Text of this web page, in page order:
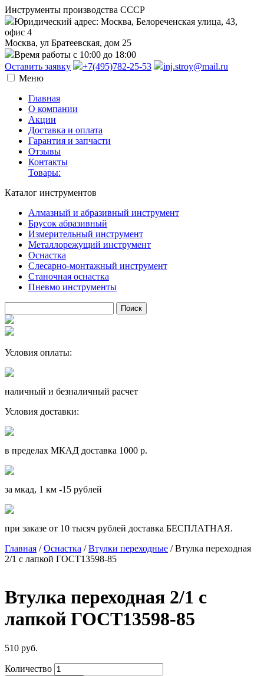
Инструменты производства СССР
Юридический адрес: Москва, Белореченская улица, 43,
офис 4
Москва, ул Братеевская, дом 25
Время работы с 10:00 до 18:00
Оставить заявку
+7(495)782-25-53
inj.stroy@mail.ru
Меню
Главная
О компании
Акции
Доставка и оплата
Гарантия и запчасти
Отзывы
Контакты
Товары:
Каталог инструментов
Алмазный и абразивный инструмент
Брусок абразивный
Измерительный инструмент
Металлорежущий инструмент
Оснастка
Слесарно-монтажный инструмент
Станочная оснастка
Пневмо инструменты
Условия оплаты:
наличный и безналичный расчет
Условия доставки:
в пределах МКАД доставка 1000 р.
за мкад, 1 км -15 рублей
при заказе от 10 тысяч рублей доставка БЕСПЛАТНАЯ.
Главная /Оснастка /Втулки переходные / Втулка переходная
2/1 с лапкой ГОСТ13598-85
Втулка переходная 2/1 с
лапкой ГОСТ13598-85
510 руб.
Количество